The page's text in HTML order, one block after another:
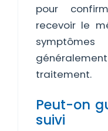
pour
recevoir le
traitement.
Peut-on
suivi